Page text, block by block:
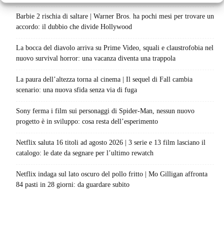
Barbie 2 rischia di saltare | Warner Bros. ha pochi mesi per trovare un
accordo: il dubbio che divide Hollywood
La bocca del diavolo arriva su Prime Video, squali e claustrofobia nel
nuovo survival horror: una vacanza diventa una trappola
La paura dell’altezza torna al cinema | Il sequel di Fall cambia
scenario: una nuova sfida senza via di fuga
Sony ferma i film sui personaggi di Spider-Man, nessun nuovo
progetto è in sviluppo: cosa resta dell’esperimento
Netflix saluta 16 titoli ad agosto 2026 | 3 serie e 13 film lasciano il
catalogo: le date da segnare per l’ultimo rewatch
Netflix indaga sul lato oscuro del pollo fritto | Mo Gilligan affronta
84 pasti in 28 giorni: da guardare subito